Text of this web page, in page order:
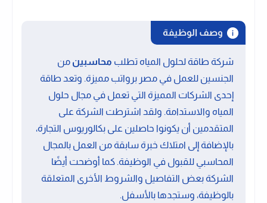
وصف الوظيفة
شركة طاقة لحلول المياه تطلب محاسبين من
الجنسين للعمل في مصر برواتب مميزة. وتعد طاقة
إحدى الشركات المميزة التي تعمل في مجال حلول
المياه والاستدامة. ولقد اشترطت الشركة على
المتقدمين أن يكونوا حاصلين على بكالوريوس التجارة،
بالإضافة إلى امتلاك خبرة سابقة من العمل بالمجال
المحاسبي للقبول في الوظيفة. كما أوضحت أيضًا
الشركة بعض التفاصيل والشروط الأخرى المتعلقة
بالوظيفة، وستجدها بالأسفل.